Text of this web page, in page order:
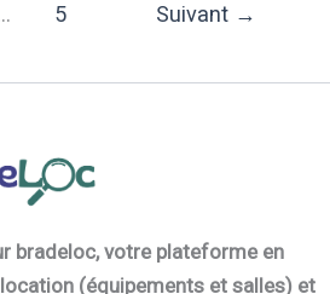
5 Suivant →
bradeloc, votre plateforme en
(équipements et salles) et